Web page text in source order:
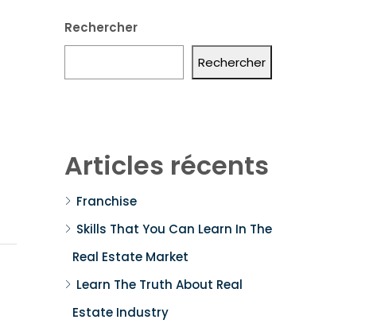
Rechercher
Rechercher
Articles récents
Franchise
Skills That You Can Learn In The
Real Estate Market
Learn The Truth About Real
Estate Industry